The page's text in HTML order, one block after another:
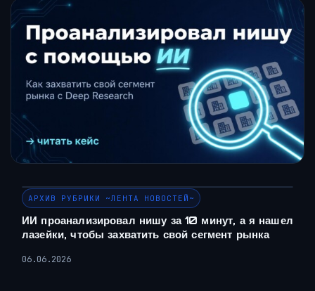
АРХИВ РУБРИКИ ~ЛЕНТА НОВОСТЕЙ~
ИИ проанализировал нишу за 10 минут, а я нашел
лазейки, чтобы захватить свой сегмент рынка
06.06.2026